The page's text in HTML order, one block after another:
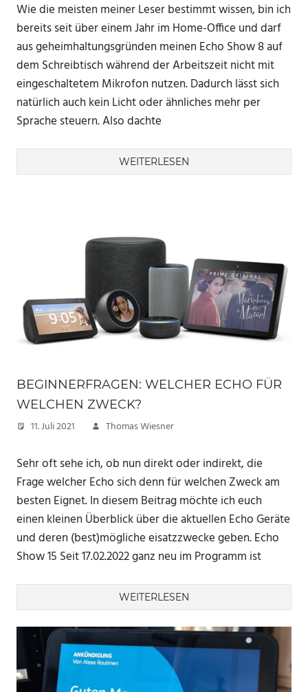
Wie die meisten meiner Leser bestimmt wissen, bin ich
bereits seit über einem Jahr im Home-Office und darf
aus geheimhaltungsgründen meinen Echo Show 8 auf
dem Schreibtisch während der Arbeitszeit nicht mit
eingeschaltetem Mikrofon nutzen. Dadurch lässt sich
natürlich auch kein Licht oder ähnliches mehr per
Sprache steuern. Also dachte
WEITERLESEN
BEGINNERFRAGEN: WELCHER ECHO FÜR
WELCHEN ZWECK?
11. Juli 2021 Thomas Wiesner
Sehr oft sehe ich, ob nun direkt oder indirekt, die
Frage welcher Echo sich denn für welchen Zweck am
besten Eignet. In diesem Beitrag möchte ich euch
einen kleinen Überblick über die aktuellen Echo Geräte
und deren (best)mögliche eisatzzwecke geben. Echo
Show 15 Seit 17.02.2022 ganz neu im Programm ist
WEITERLESEN